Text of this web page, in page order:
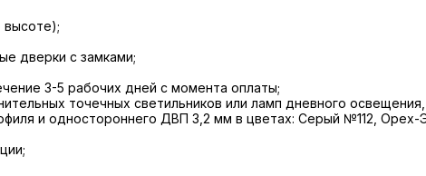
высоте);
дверки с замками;
3-5 рабочих дней с момента оплаты;
точечных светильников или ламп дневного
и одностороннего ДВП 3,2 мм в цветах: Серый №112,